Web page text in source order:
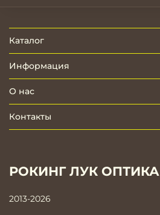
Каталог
Информация
О нас
Контакты
РОКИНГ ЛУК ОПТИКА
2013-2026